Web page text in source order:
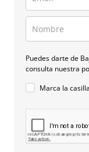
Puedes darte de
consulta nuestra
Marca la